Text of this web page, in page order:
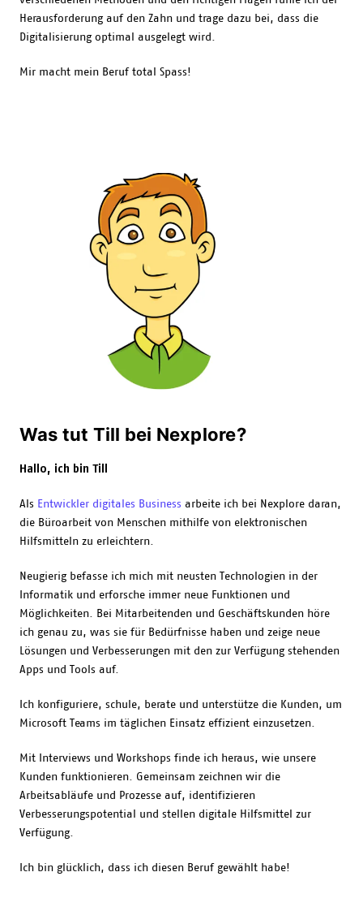
Herausforderung auf den Zahn und trage dazu bei, dass die
Digitalisierung optimal ausgelegt wird.
Mir macht mein Beruf total Spass!
Was tut Till bei Nexplore?
Hallo, ich bin Till
Als Entwickler digitales Business arbeite ich bei Nexplore daran,
die Büroarbeit von Menschen mithilfe von elektronischen
Hilfsmitteln zu erleichtern.
Neugierig befasse ich mich mit neusten Technologien in der
Informatik und erforsche immer neue Funktionen und
Möglichkeiten. Bei Mitarbeitenden und Geschäftskunden höre
ich genau zu, was sie für Bedürfnisse haben und zeige neue
Lösungen und Verbesserungen mit den zur Verfügung stehenden
Apps und Tools auf.
Ich konfiguriere, schule, berate und unterstütze die Kunden, um
Microsoft Teams im täglichen Einsatz effizient einzusetzen.
Mit Interviews und Workshops finde ich heraus, wie unsere
Kunden funktionieren. Gemeinsam zeichnen wir die
Arbeitsabläufe und Prozesse auf, identifizieren
Verbesserungspotential und stellen digitale Hilfsmittel zur
Verfügung.
Ich bin glücklich, dass ich diesen Beruf gewählt habe!